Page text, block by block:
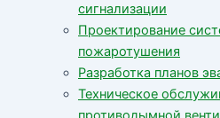
сигнализации
Проектирование
пожаротушения
Разработка планов
Техническое